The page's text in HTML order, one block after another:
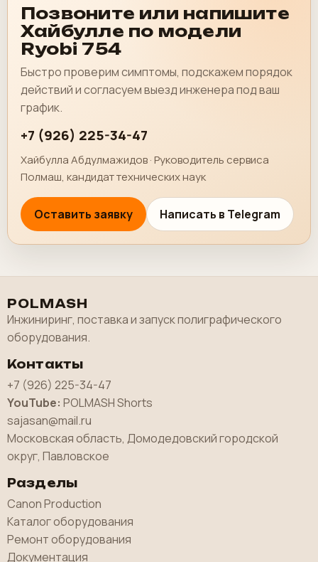
Позвоните или напишите
Хайбулле по модели
Ryobi 754
Быстро проверим симптомы, подскажем порядок
действий и согласуем выезд инженера под ваш
график.
+7 (926) 225-34-47
Хайбулла Абдулмажидов · Руководитель сервиса
Полмаш, кандидат технических наук
Оставить заявку Написать в Telegram
POLMASH
Инжиниринг, поставка и запуск полиграфического
оборудования.
Контакты
+7 (926) 225-34-47
YouTube: POLMASH Shorts
sajasan@mail.ru
Московская область, Домодедовский городской
округ, Павловское
Разделы
Canon Production
Каталог оборудования
Ремонт оборудования
Документация